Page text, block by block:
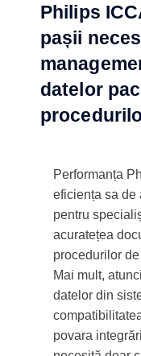
Philips
pașii
datelor
Performanța
eficiența sa de
pentru
acuratețea
procedurilor
Mai mult,
datelor din
povara